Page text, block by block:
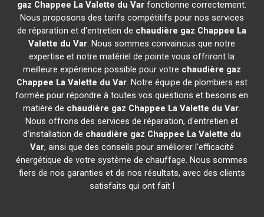
gaz Chappee La Valette du Var fonctionne correctement.
Nous proposons des tarifs compétitifs pour nos services
de réparation et d'entretien de chaudière gaz Chappee La
Valette du Var. Nous sommes convaincus que notre
expertise et notre matériel de pointe vous offriront la
meilleure expérience possible pour votre chaudière gaz
Chappee La Valette du Var. Notre équipe de plombiers est
formée pour répondre à toutes vos questions et besoins en
matière de chaudière gaz Chappee La Valette du Var.
Nous offrons des services de réparation, d'entretien et
d'installation de chaudière gaz Chappee La Valette du
Var, ainsi que des conseils pour améliorer l'efficacité
énergétique de votre système de chauffage. Nous sommes
fiers de nos garanties et de nos résultats, avec des clients
satisfaits qui ont fait l